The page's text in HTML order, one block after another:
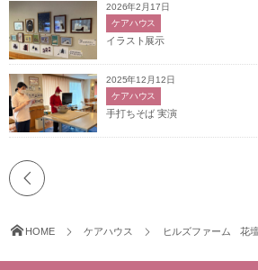
2026年2月17日
ケアハウス
イラスト展示
2025年12月12日
ケアハウス
手打ちそば 実演
HOME ケアハウス ヒルズファーム 花